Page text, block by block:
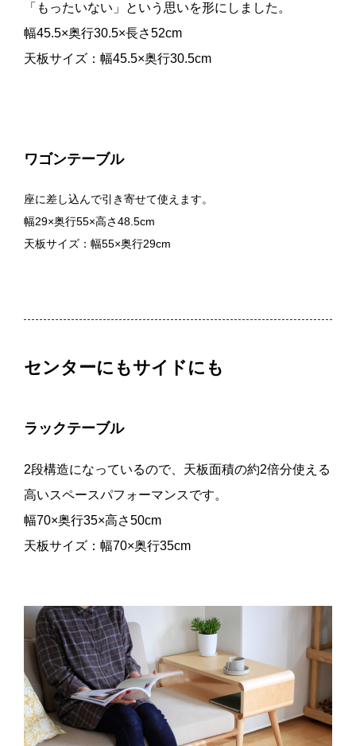
「もったいない」という思いを形にしました。
幅45.5×奥行30.5×長さ52cm
天板サイズ：幅45.5×奥行30.5cm
ワゴンテーブル
座に差し込んで引き寄せて使えます。
幅29×奥行55×高さ48.5cm
天板サイズ：幅55×奥行29cm
センターにもサイドにも
ラックテーブル
2段構造になっているので、天板面積の約2倍分使える
高いスペースパフォーマンスです。
幅70×奥行35×高さ50cm
天板サイズ：幅70×奥行35cm